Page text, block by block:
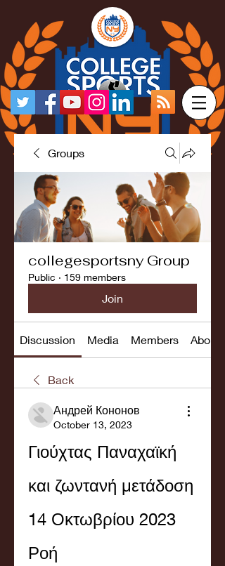
Groups
collegesportsny Group
Public · 159 members
Join
Discussion Media Members About
Back
Андрей Кононов
October 13, 2023
Γιούχτας Παναχαϊκή
και ζωντανή μετάδοση
14 Οκτωβρίου 2023
Ροή